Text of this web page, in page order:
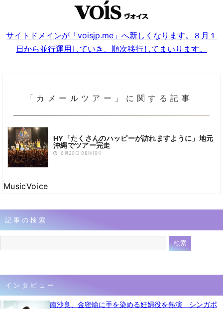
サイトドメインが「voisjp.me」へ新しくなります。８月１
日から並行運用していき、順次移行してまいります。
「カメールツアー」に関する記事
HY「たくさんのハッピーが訪れますように」地元
沖縄でツアー完走
6月20日 08時19分
MusicVoice
記事の検索
インタビュー
南沙良、金密輸に手を染める妊婦役を熱演 シンガポ